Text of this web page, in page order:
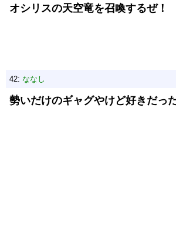
オシリスの天空竜を召喚するぜ！
42: ななし
勢いだけのギャグやけど好きだっ